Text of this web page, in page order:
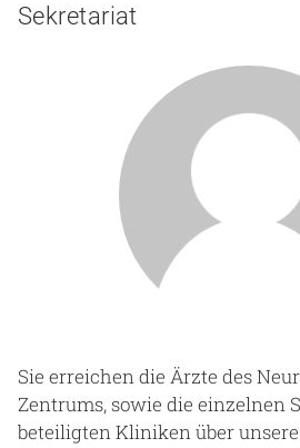
Sekretariat
Sie erreichen die Ärzte des
Zentrums, sowie die einzelnen
beteiligten Kliniken über